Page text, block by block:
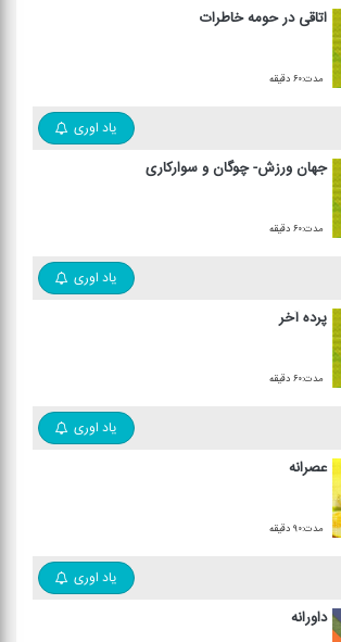
اتاقی در حومه خاطرات
مدت:۶۰ دقیقه
یاد اوری
جهان ورزش- چوگان و سواركاری
مدت:۶۰ دقیقه
یاد اوری
پرده آخر
مدت:۶۰ دقیقه
یاد اوری
عصرانه
مدت:۹۰ دقیقه
یاد اوری
داورانه